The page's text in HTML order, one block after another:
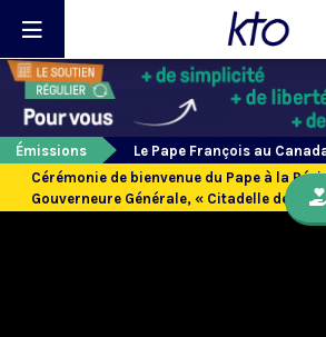
Émissions
Le Pape François au
Cérémonie de bienvenue du Pape à la
Gouverneure Générale, « Citadelle de